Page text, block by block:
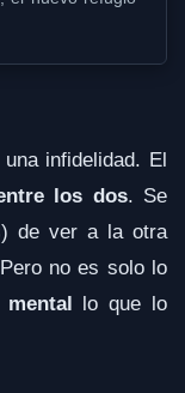
infidelidad. El
los dos. Se
de ver a la otra
no es solo lo
mental lo que lo